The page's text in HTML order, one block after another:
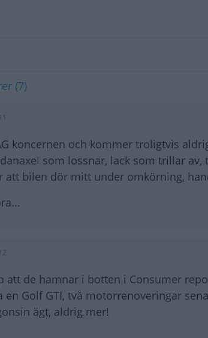
(7)
koncernen och kommer troligtvis
som lossnar, lack som trillar
att bilen dör mitt under omkörning,
att de hamnar i botten i Consumer
en Golf GTI, två motorrenoveringar
ägt, aldrig mer!